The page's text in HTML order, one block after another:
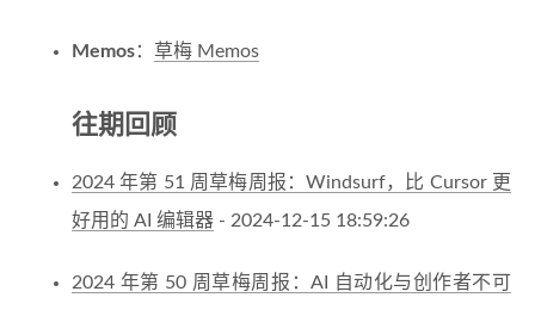
Memos： 草梅 Memos
往期回顾
2024 年第 51 周草梅周报：Windsurf，比 Cursor 更
好用的 AI 编辑器 - 2024-12-15 18:59:26
2024 年第 50 周草梅周报：AI 自动化与创作者不可